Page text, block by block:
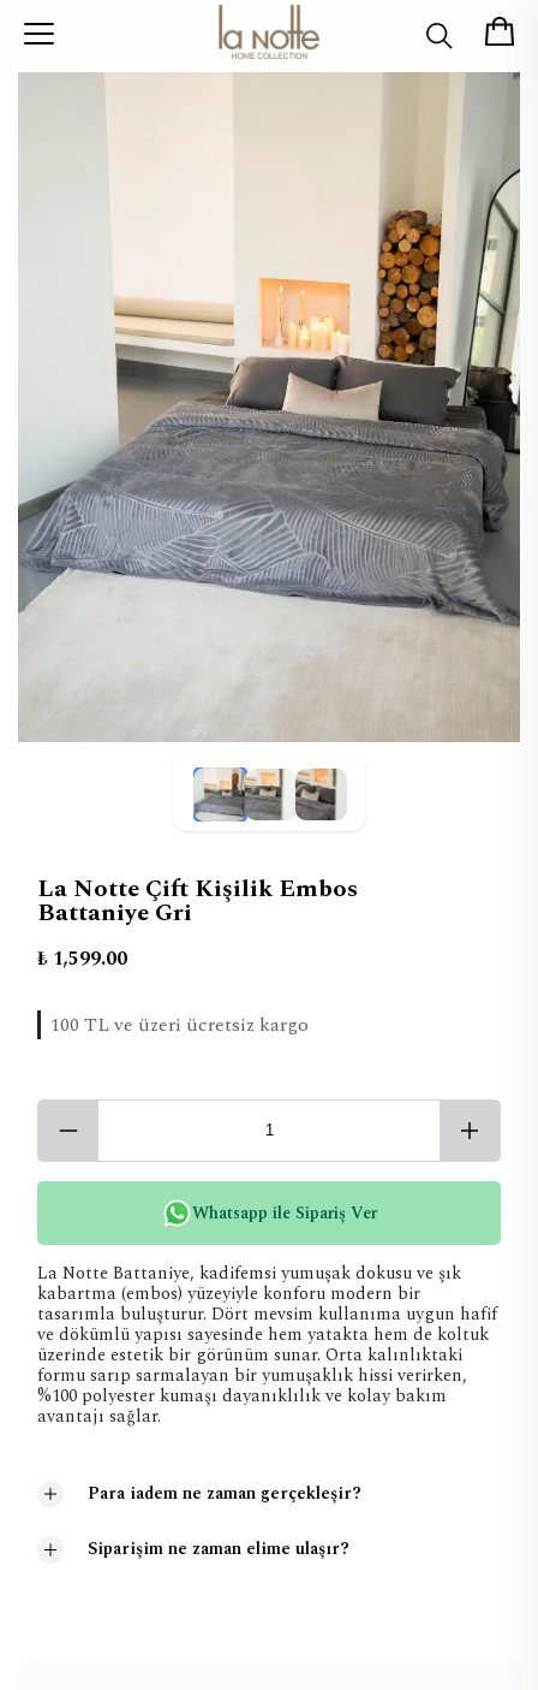
La Notte Çift Kişilik Embos
Battaniye Gri
₺ 1,599.00
100 TL ve üzeri ücretsiz kargo
Whatsapp ile Sipariş Ver
La Notte Battaniye, kadifemsi yumuşak dokusu ve şık
kabartma (embos) yüzeyiyle konforu modern bir
tasarımla buluşturur. Dört mevsim kullanıma uygun hafif
ve dökümlü yapısı sayesinde hem yatakta hem de koltuk
üzerinde estetik bir görünüm sunar. Orta kalınlıktaki
formu sarıp sarmalayan bir yumuşaklık hissi verirken,
%100 polyester kumaşı dayanıklılık ve kolay bakım
avantajı sağlar.
Para iadem ne zaman gerçekleşir?
Siparişim ne zaman elime ulaşır?